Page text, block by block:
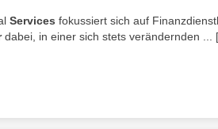
Services fokussiert sich auf
dabei, in einer sich stets verändernden ... [